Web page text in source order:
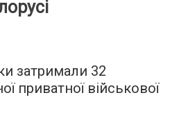
затримали 32
приватної військової